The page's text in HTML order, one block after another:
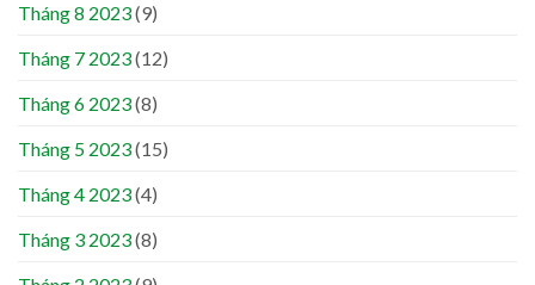
Tháng 8 2023(9)
Tháng 7 2023(12)
Tháng 6 2023(8)
Tháng 5 2023(15)
Tháng 4 2023(4)
Tháng 3 2023(8)